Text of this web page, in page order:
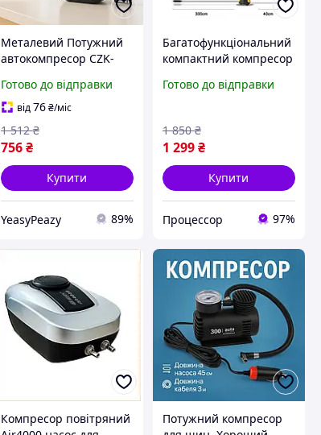
Металевий Потужний
автокомпресор CZK-
позашляховика,
Хороший насос для
Готово до відправки
від76 ₴/міс
756 ₴
1 512 ₴
Купити
YeasyPeazy 89%
Багатофункціональний
компактний компресор
C1399-1 з ліхтарем та
Готово до відправки
1 299₴
1 850 ₴
Купити
Процессор 97%
Компресор повітряний
Потужний компресор